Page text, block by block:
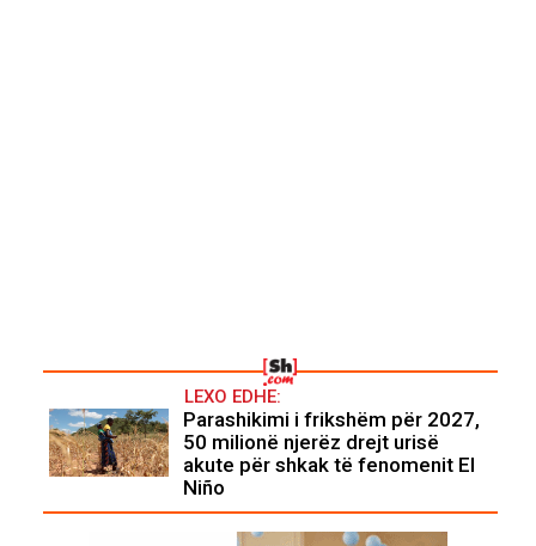
LEXO EDHE:
Parashikimi i frikshëm për 2027,
50 milionë njerëz drejt urisë
akute për shkak të fenomenit El
Niño